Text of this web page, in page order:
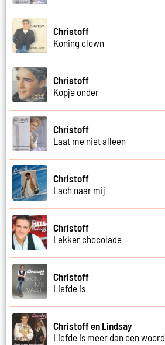
Christoff
Koning clown
Christoff
Kopje onder
Christoff
Laat me niet alleen
Christoff
Lach naar mij
Christoff
Lekker chocolade
Christoff
Liefde is
Christoff en Lindsay
Liefde is meer dan een woord